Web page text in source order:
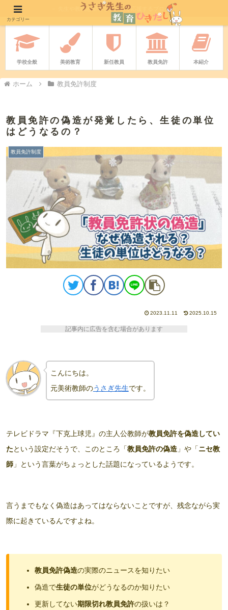
－ 先生や教職志望者をやさしく応援するブログ －
学校全般 美術教育 新任教員 教員免許 本紹介
ホーム 教員免許制度
教員免許の偽造が発覚したら、生徒の単位
はどうなるの？
教員免許制度
2023.11.11 2025.10.15
記事内に広告を含む場合があります
こんにちは。
元美術教師のうさぎ先生です。
テレビドラマ『下克上球児』の主人公教師が教員免許を偽造してい
たという設定だそうで、このところ「教員免許の偽造 」や「ニセ教
師 」という言葉がちょっとした話題になっているようです。
言うまでもなく偽造はあってはならないことですが、残念ながら実
際に起きているんですよね。
教員免許偽造の実際のニュースを知りたい
偽造で生徒の単位がどうなるのか知りたい
更新してない期限切れ教員免許の扱いは？
カテゴリー